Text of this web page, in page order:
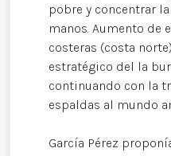
pobre y concentrar
manos. Aumento de
costeras (costa
estratégico del la
continuando con la
espaldas al mundo
García Pérez